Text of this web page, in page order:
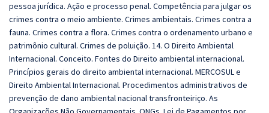
pessoa jurídica. Ação e processo penal. Competência para julgar os
crimes contra o meio ambiente. Crimes ambientais. Crimes contra a
fauna. Crimes contra a flora. Crimes contra o ordenamento urbano e
patrimônio cultural. Crimes de poluição. 14. O Direito Ambiental
Internacional. Conceito. Fontes do Direito ambiental internacional.
Princípios gerais do direito ambiental internacional. MERCOSUL e
Direito Ambiental Internacional. Procedimentos administrativos de
prevenção de dano ambiental nacional transfronteiriço. As